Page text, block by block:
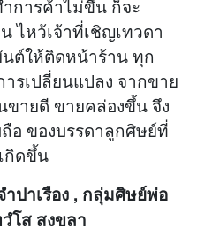
การค้าไม่ขึ้น ก็จะ
ไหว้เจ้าที่เชิญเทวดา
ต์ให้ติดหน้าร้าน ทุก
รเปลี่ยนแปลง จากขาย
ายดี ขายคล่องขึ้น จึง
อ ของบรรดาลูกศิษย์ที่
กิดขึ้น
ปาเรือง , กลุ่มศิษย์พ่อ
โส สงขลา